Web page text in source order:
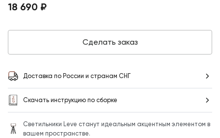
18 690 ₽
Сделать заказ
Доставка по России и странам СНГ
Скачать инструкцию по сборке
Светильники Leve станут идеальным акцентным элементом в
вашем пространстве.